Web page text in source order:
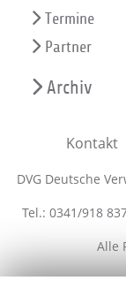
Termine
Partner
Archiv
Kontakt
DVG Deutsche
Tel.: 0341/918
Alle